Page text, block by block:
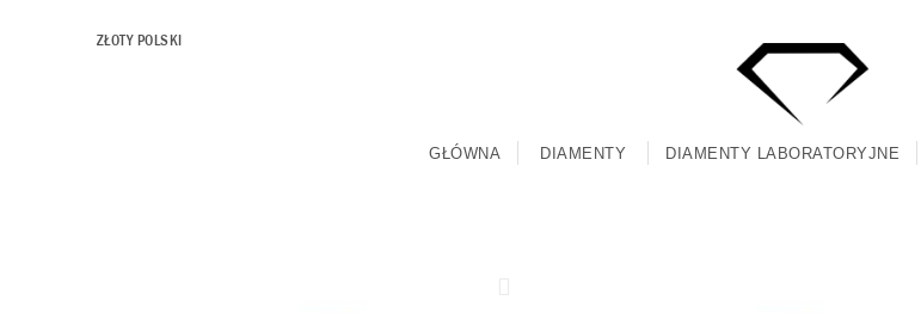
ZŁOTY POLSKI
GŁÓWNA DIAMENTY DIAMENTY LABORATORYJNE